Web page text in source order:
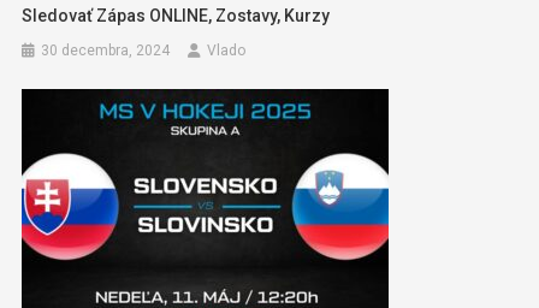
Sledovať Zápas ONLINE, Zostavy, Kurzy
30 decembra, 2024 Vlado